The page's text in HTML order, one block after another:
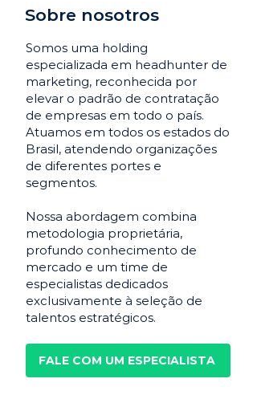
Sobre nosotros
Somos uma holding
especializada em headhunter de
marketing, reconhecida por
elevar o padrão de contratação
de empresas em todo o país.
Atuamos em todos os estados do
Brasil, atendendo organizações
de diferentes portes e
segmentos.
Nossa abordagem combina
metodologia proprietária,
profundo conhecimento de
mercado e um time de
especialistas dedicados
exclusivamente à seleção de
talentos estratégicos.
FALE COM UM ESPECIALISTA